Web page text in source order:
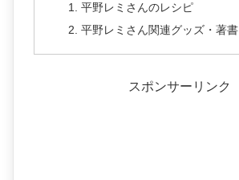
平野レミさんのレシピ
平野レミさん関連グッズ・著書
スポンサーリンク